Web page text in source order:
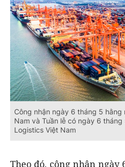
Công nhận ngày 6 tháng 5
Nam và Tuần lễ có ngày 6 tháng
Logistics Việt Nam
Theo đó, công nhận ngày